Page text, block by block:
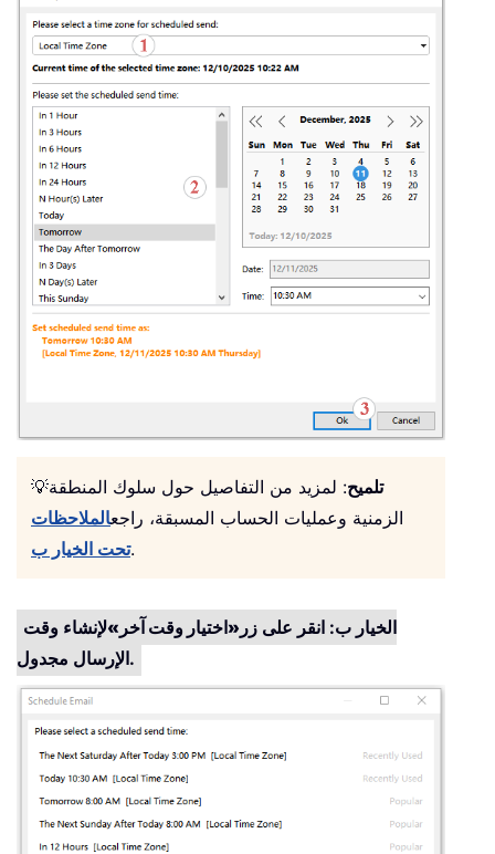
💡 تلميح: لمزيد من التفاصيل حول سلوك المنطقة
الزمنية وعمليات الحساب المسبقة، راجعالملاحظات
تحت الخيار ب.
الخيار ب: انقر على زر «اختيار وقت آخر»لإنشاء وقت
الإرسال مجدول.